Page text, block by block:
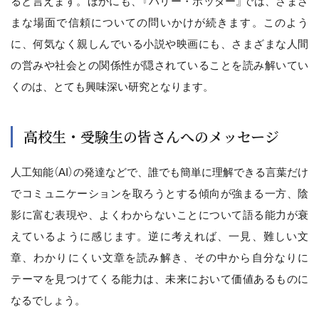
まな場面で信頼についての問いかけが続きます。このよう
に、何気なく親しんでいる小説や映画にも、さまざまな人間
の営みや社会との関係性が隠されていることを読み解いてい
くのは、とても興味深い研究となります。
高校生・受験生の皆さんへのメッセージ
人工知能（AI）の発達などで、誰でも簡単に理解できる言葉だけ
でコミュニケーションを取ろうとする傾向が強まる一方、陰
影に富む表現や、よくわからないことについて語る能力が衰
えているように感じます。逆に考えれば、一見、難しい文
章、わかりにくい文章を読み解き、その中から自分なりに
テーマを見つけてくる能力は、未来において価値あるものに
なるでしょう。